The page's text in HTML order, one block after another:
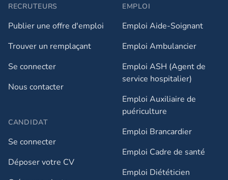
RECRUTEURS
Publier une offre d'emploi
Trouver un remplaçant
Se connecter
Nous contacter
CANDIDAT
Se connecter
Déposer votre CV
EMPLOI
Emploi Aide-Soignant
Emploi Ambulancier
Emploi ASH (Agent de
service hospitalier)
Emploi Auxiliaire de
puériculture
Emploi Brancardier
Emploi Cadre de santé
Emploi Diététicien